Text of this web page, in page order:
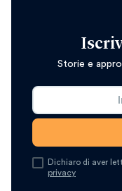
Storie e
Dichiaro di aver
privacy